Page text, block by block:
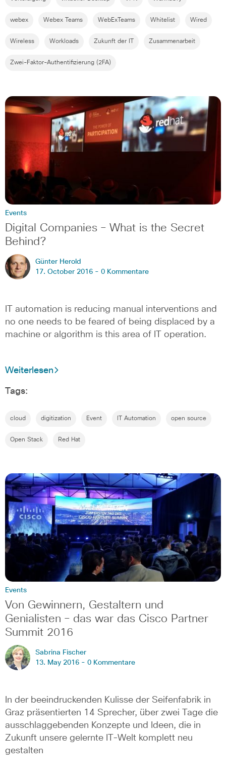
webex Webex Teams WebExTeams Whitelist Wired
Wireless Workloads Zukunft der IT Zusammenarbeit
Zwei-Faktor-Authentifizierung (2FA)
Events
Digital Companies – What is the Secret
Behind?
Günter Herold
17. October 2016 - 0 Kommentare
IT automation is reducing manual interventions and
no one needs to be feared of being displaced by a
machine or algorithm is this area of IT operation.
Weiterlesen
Tags:
cloud digitization Event IT Automation open source
Open Stack Red Hat
Events
Von Gewinnern, Gestaltern und
Genialisten – das war das Cisco Partner
Summit 2016
Sabrina Fischer
13. May 2016 - 0 Kommentare
In der beeindruckenden Kulisse der Seifenfabrik in
Graz präsentierten 14 Sprecher, über zwei Tage die
ausschlaggebenden Konzepte und Ideen, die in
Zukunft unsere gelernte IT-Welt komplett neu
gestalten